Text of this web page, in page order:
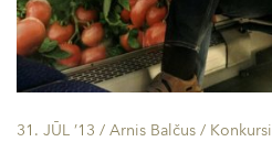
31. JŪL ’13 / Arnis Balčus / Konkursi